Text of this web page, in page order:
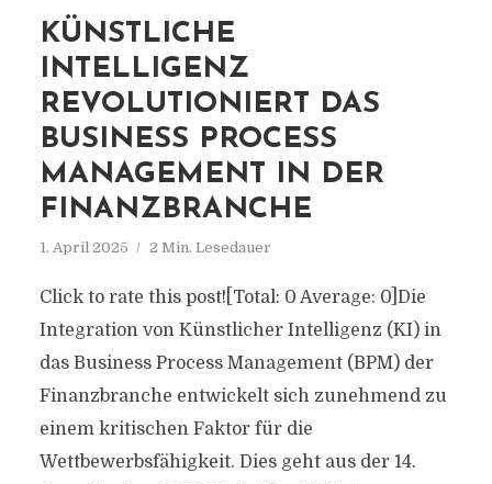
KÜNSTLICHE
INTELLIGENZ
REVOLUTIONIERT DAS
BUSINESS PROCESS
MANAGEMENT IN DER
FINANZBRANCHE
1. April 2025 2 Min. Lesedauer
Click to rate this post![Total: 0 Average: 0]Die
Integration von Künstlicher Intelligenz (KI) in
das Business Process Management (BPM) der
Finanzbranche entwickelt sich zunehmend zu
einem kritischen Faktor für die
Wettbewerbsfähigkeit. Dies geht aus der 14.